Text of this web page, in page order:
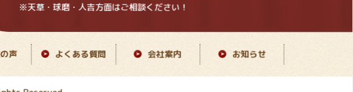
※天草・球磨・人吉方面はご相談ください！
声 よくある質問 会社案内 お知らせ